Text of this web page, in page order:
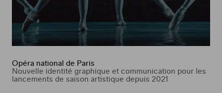
Opéra national de Paris
Nouvelle identité graphique et communication pour les
lancements de saison artistique depuis 2021